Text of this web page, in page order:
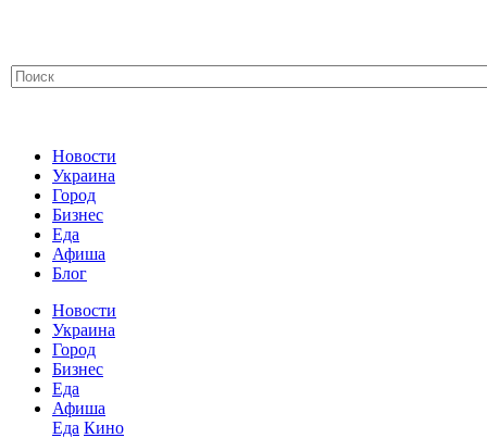
Новости
Украина
Город
Бизнес
Еда
Афиша
Блог
Новости
Украина
Город
Бизнес
Еда
Афиша
Еда Кино